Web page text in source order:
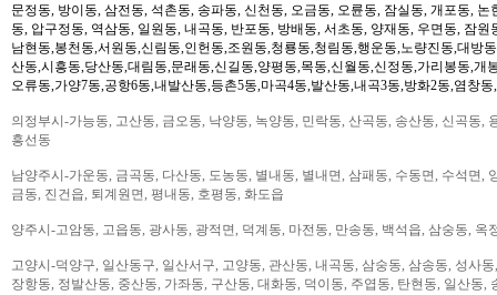
문정동, 방이동, 삼전동, 석촌동, 송파동, 신천동, 오금동, 오륜동, 잠실동, 개포동,
동, 압구정동, 역삼동, 일원동, 내곡동, 반포동, 방배동, 서초동, 양재동, 우면동, 잠원
남현동,봉천동,서원동,신림동,인헌동,조원동,청룡동,청림동,행운동,노량진동,대방
산동,시흥동,당산동,대림동,문래동,신길동,양평동,목동,신월동,신정동,가리봉동,개
오류동,가양7동,공항6동,내발산동,등촌5동,마곡4동,발산동,내곡3동,방화2동,염창동
의정부시-가능동, 고산동, 금오동, 낙양동, 녹양동, 민락동, 산곡동, 송산동, 신곡동,
흥선동
남양주시-가운동, 금곡동, 다산동, 도농동, 별내동, 별내면, 삼패동, 수동면, 수석면,
금동, 진건읍, 퇴계원면, 평내동, 호평동, 화도읍
양주시-고암동, 고읍동, 광사동, 광적면, 덕계동, 마전동, 만송동, 백석읍, 삼숭동, 옥
고양시-덕양구, 일산동구, 일산서구, 고양동, 관산동, 내곡동, 삼숭동, 삼송동, 성사
장항동, 정발산동, 중산동, 가좌동, 구산동, 대화동, 덕이동, 주엽동, 탄현동, 일산동,